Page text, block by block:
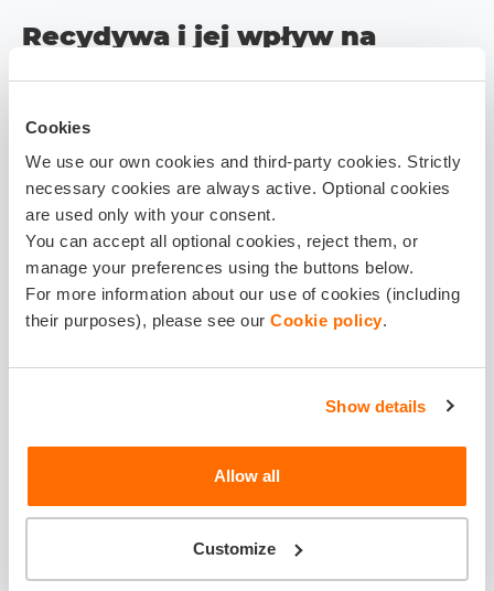
Cookies
We use our own cookies and third-party cookies. Strictly
necessary cookies are always active. Optional cookies
are used only with your consent.
You can accept all optional cookies, reject them, or
manage your preferences using the buttons below.
For more information about our use of cookies (including
their purposes), please see our Cookie policy.
Show details
Allow all
Customize
Recydywa i jej wpływ na
Recydywa drogowa oznacza powtarzanie tych samych
wykroczeń przez kierowcę w krótkim czasie. Jeśli
kierowca popełni to samo wykroczenie w ciągu dwóch lat,
grozi mu podwójny mandat. Takie zaostrzenie kar ma na
celu zniechęcenie do łamania przepisów i poprawę
bezpieczeństwa na drogach.
Kara za recydywę drogową obowiązuje w przypadku
popełnienia tego samego wykroczenia w ciągu 24
obejmować podwójną wysokość grzywny, a w niektórych
przypadkach także skierowanie sprawy do sądu. Przepisy